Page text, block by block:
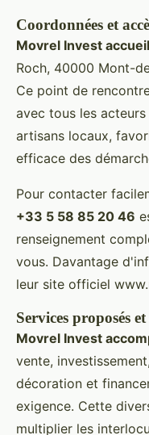
Coordonnées et
Movrel Invest
Roch, 40000 Mont-
Ce point de
avec tous les
artisans locaux,
efficace des
Pour contacter
+33 5 58 85 20 46
renseignement
vous. Davantage
leur site officiel
Services proposés
Movrel Invest
vente,
décoration et
exigence. Cette
multiplier les